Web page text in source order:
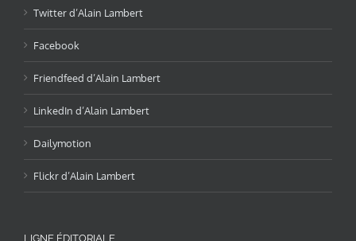
Twitter d’Alain Lambert
Facebook
Friendfeed d’Alain Lambert
LinkedIn d’Alain Lambert
Dailymotion
Flickr d’Alain Lambert
LIGNE ÉDITORIALE